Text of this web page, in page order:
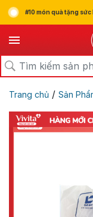
#10 món quà tặng
Trang chủ / Sản